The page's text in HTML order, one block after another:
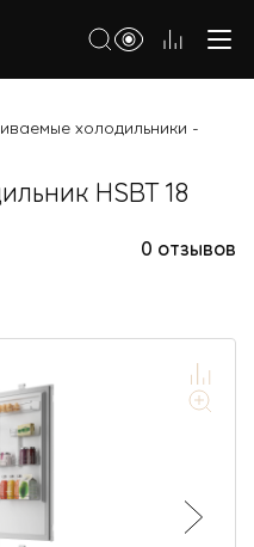
холодильники -
HSBT 18
0 отзывов